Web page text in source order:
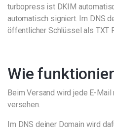
turbopress ist DKIM
automatisch signiert. Im DNS
öffentlicher Schlüssel als TXT
Wie
Beim Versand wird jede E-
versehen.
Im DNS deiner Domain wird